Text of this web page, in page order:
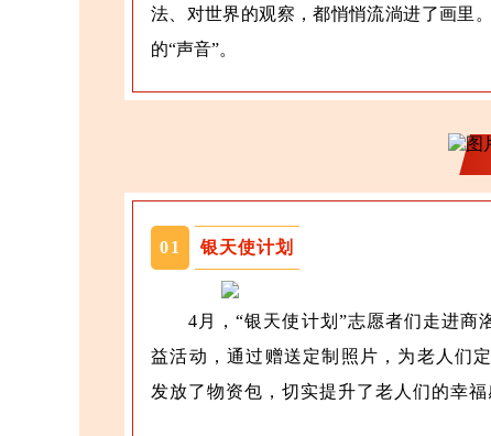
法、对世界的观察，都悄悄流淌进了画里
的“声音”。
01 银天使计划
4月，“银天使计划”志愿者们走进商
益活动，通过赠送定制照片，为老人们
发放了物资包，切实提升了老人们的幸